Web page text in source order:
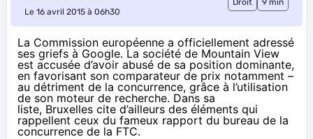
Le 16 avril 2015 à 06h30
Droit 9 min
La Commission européenne a officiellement adressé
ses griefs à Google. La société de Mountain View
est accusée d’avoir abusé de sa position dominante,
en favorisant son comparateur de prix notamment –
au détriment de la concurrence, grâce à l’utilisation
de son moteur de recherche. Dans sa
liste, Bruxelles cite d’ailleurs des éléments qui
rappellent ceux du fameux rapport du bureau de la
concurrence de la FTC.